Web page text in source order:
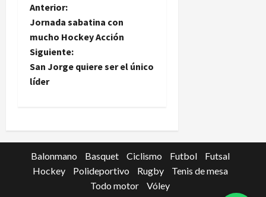
N
a
v
e
a
c
Anterior:
Jornada sabatina con
mucho Hockey Acción
Siguiente:
San Jorge quiere ser el único
líder
Balonmano Basquet Ciclismo Futbol
Futsal
Hockey
Polideportivo Rugby
Tenis de mesa
Todo motor
Vóley